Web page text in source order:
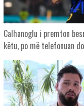
Calhanoglu i premton
këtu, po më telefonuan